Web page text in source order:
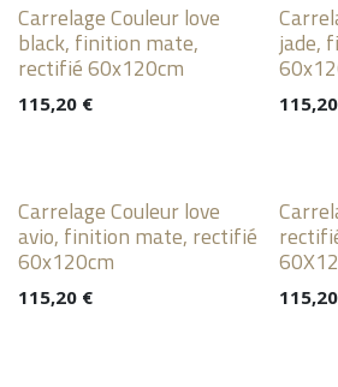
Carrelage Couleur love
black, finition mate,
rectifié 60x120cm
115,20 €
jade,
115,20
Carrelage Couleur love
avio, finition mate, rectifié
60x120cm
115,20 € 115,20